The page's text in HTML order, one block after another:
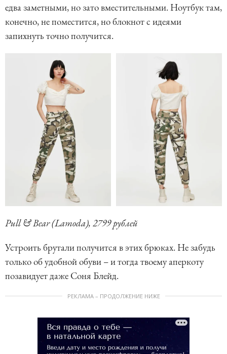
едва заметными, но зато вместительными. Ноутбук там,
конечно, не поместится, но блокнот с идеями
запихнуть точно получится.
Pull & Bear (Lamoda), 2799 рублей
Устроить брутали получится в этих брюках. Не забудь
только об удобной обуви – и тогда твоему аперкоту
позавидует даже Соня Блейд.
РЕКЛАМА – ПРОДОЛЖЕНИЕ НИЖЕ